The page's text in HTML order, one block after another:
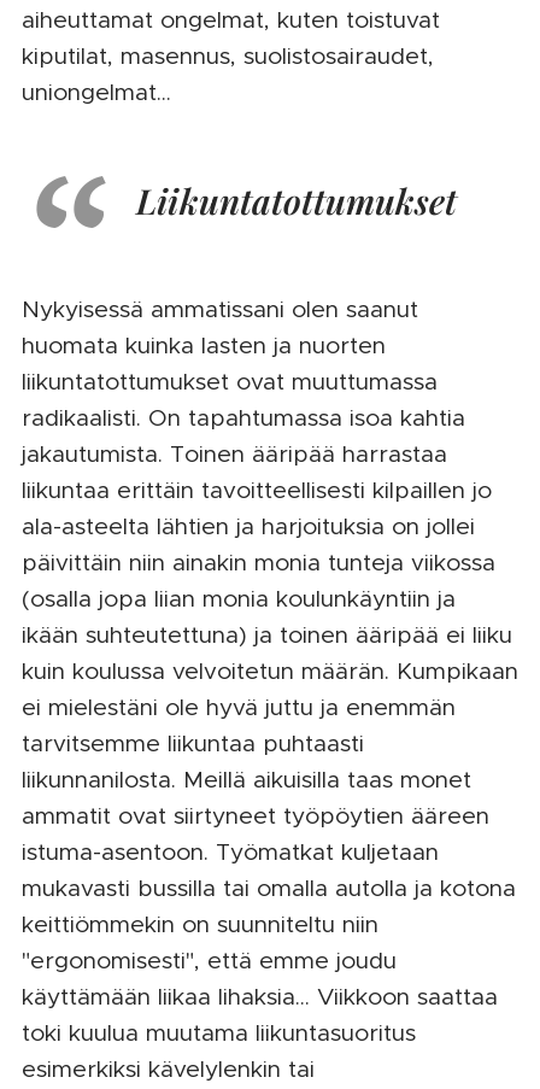
aiheuttamat ongelmat, kuten toistuvat
kiputilat, masennus, suolistosairaudet,
uniongelmat...
Liikuntatottumukset
Nykyisessä ammatissani olen saanut
huomata kuinka lasten ja nuorten
liikuntatottumukset ovat muuttumassa
radikaalisti. On tapahtumassa isoa kahtia
jakautumista. Toinen ääripää harrastaa
liikuntaa erittäin tavoitteellisesti kilpaillen jo
ala-asteelta lähtien ja harjoituksia on jollei
päivittäin niin ainakin monia tunteja viikossa
(osalla jopa liian monia koulunkäyntiin ja
ikään suhteutettuna) ja toinen ääripää ei liiku
kuin koulussa velvoitetun määrän. Kumpikaan
ei mielestäni ole hyvä juttu ja enemmän
tarvitsemme liikuntaa puhtaasti
liikunnanilosta. Meillä aikuisilla taas monet
ammatit ovat siirtyneet työpöytien ääreen
istuma-asentoon. Työmatkat kuljetaan
mukavasti bussilla tai omalla autolla ja kotona
keittiömmekin on suunniteltu niin
"ergonomisesti", että emme joudu
käyttämään liikaa lihaksia... Viikkoon saattaa
toki kuulua muutama liikuntasuoritus
esimerkiksi kävelylenkin tai